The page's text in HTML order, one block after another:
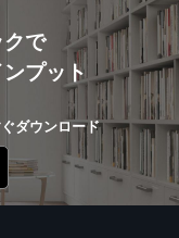
で
プット
ダウンロード